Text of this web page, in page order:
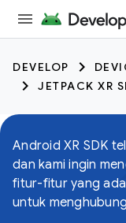
DEVELOP
JETPACK XR
Android XR SDK
dan kami ingin
fitur-fitur yang
untuk